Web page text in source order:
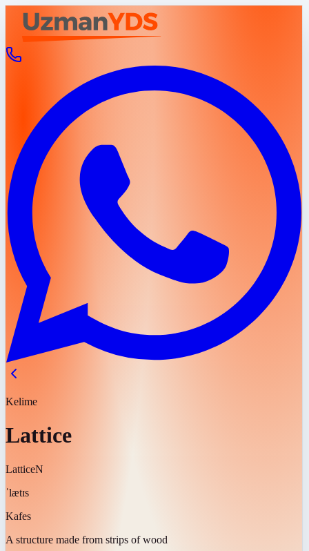
Kelime
Lattice
LatticeN
ˈlætɪs
Kafes
A structure made from strips of wood